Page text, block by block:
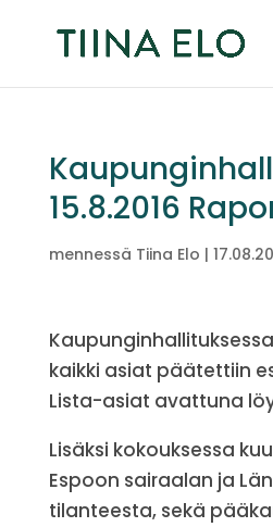
15.8.2016
mennessä Tiina Elo |
kaikki asiat päätettiin
Lista-asiat avattuna
Lisäksi kokouksessa
Espoon sairaalan ja
tilanteesta, sekä